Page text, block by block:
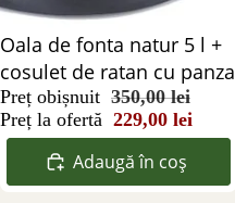
Reducere 35%
Oala de fonta natur 5 l +
cosulet de ratan cu panza
Preț obișnuit 350,00 lei
Preț la ofertă 229,00 lei
Adaugă în coș